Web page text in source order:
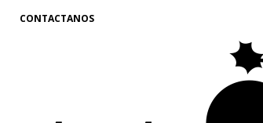
CONTACTANOS